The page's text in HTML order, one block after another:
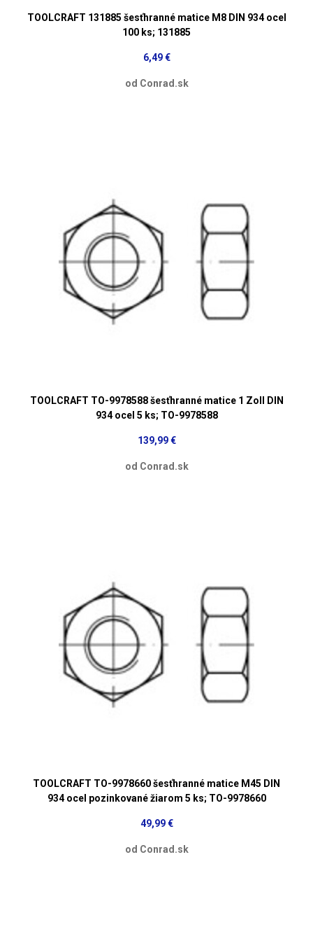
TOOLCRAFT 131885 šesťhranné matice M8 DIN 934 ocel
100 ks; 131885
6,49 €
od Conrad.sk
TOOLCRAFT TO-9978588 šesťhranné matice 1 Zoll DIN
934 ocel 5 ks; TO-9978588
139,99 €
od Conrad.sk
TOOLCRAFT TO-9978660 šesťhranné matice M45 DIN
934 ocel pozinkované žiarom 5 ks; TO-9978660
49,99 €
od Conrad.sk